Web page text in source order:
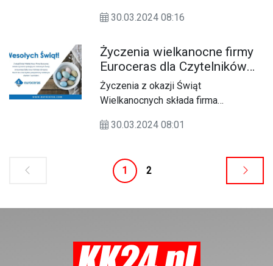
30.03.2024 08:16
Życzenia wielkanocne firmy
Euroceras dla Czytelników
KK24.pl
Życzenia z okazji Świąt
Wielkanocnych składa firma
30.03.2024 08:01
1 2